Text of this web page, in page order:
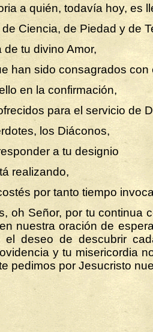
a quién, todavía hoy, es
Ciencia, de Piedad y de
tu divino Amor,
han sido consagrados con
en la confirmación,
para el servicio de
los Diáconos,
a tu designio
realizando,
por tanto tiempo
oh Señor, por tu continua
nuestra oración de
el deseo de descubrir
y tu misericordia
pedimos por Jesucristo